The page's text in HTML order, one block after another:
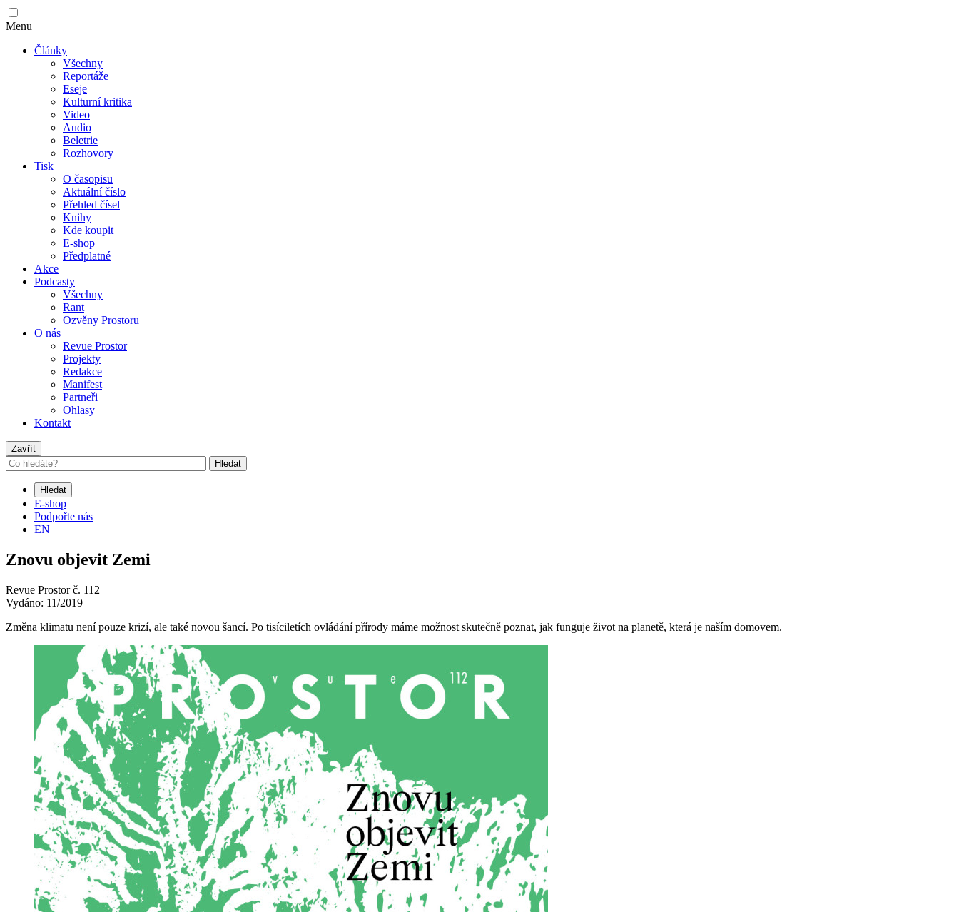
Menu
Články
Všechny
Reportáže
Eseje
Kulturní kritika
Video
Audio
Beletrie
Rozhovory
Tisk
O časopisu
Aktuální číslo
Přehled čísel
Knihy
Kde koupit
E-shop
Předplatné
Akce
Podcasty
Všechny
Rant
Ozvěny Prostoru
O nás
Revue Prostor
Projekty
Redakce
Manifest
Partneři
Ohlasy
Kontakt
Zavřít
Hledat
Hledat
E-shop
Podpořte nás
EN
Znovu objevit Zemi
Revue Prostor č. 112
Vydáno: 11/2019
Změna klimatu není pouze krizí, ale také novou šancí. Po tisíciletích ovládání přírody máme možnost skutečně poznat, jak funguje život na planetě, která je naším domovem.